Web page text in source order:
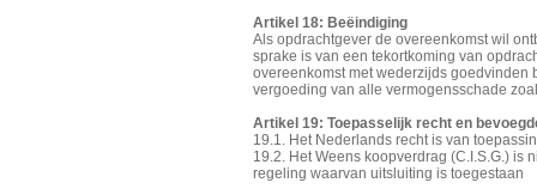
Artikel 18: Beëindiging
Als opdrachtgever de overeenkomst wil
sprake is van een tekortkoming van
overeenkomst met wederzijds goedvinden
vergoeding van alle vermogensschade
Artikel 19: Toepasselijk recht en
19.1. Het Nederlands recht is van
19.2. Het Weens koopverdrag (C.I.S.G.)
regeling waarvan uitsluiting is toegestaan